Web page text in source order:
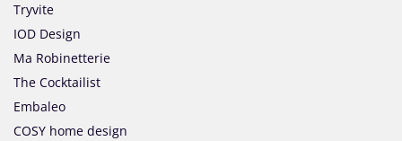
Tryvite
IOD Design
Ma Robinetterie
The Cocktailist
Embaleo
COSY home design